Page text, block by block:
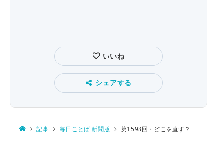
いいね
シェアする
記事 毎日ことば 新聞版 第1598回・どこを直す？